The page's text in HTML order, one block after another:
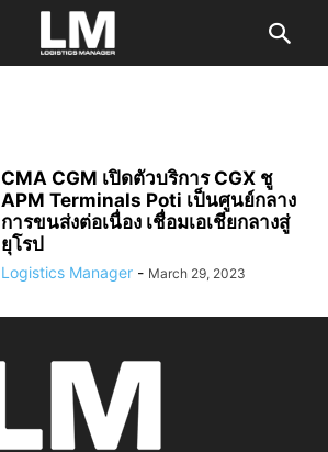
CMA CGM เปิดตัวบริการ CGX ชู
APM Terminals Poti เป็นศูนย์กลาง
การขนส่งต่อเนื่อง เชื่อมเอเชียกลางสู่
ยุโรป
Logistics Manager - March 29, 2023